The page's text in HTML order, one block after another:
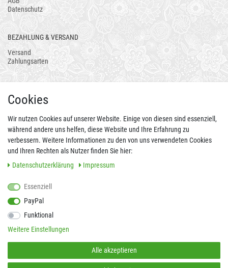
Datenschutz
BEZAHLUNG & VERSAND
Versand
Zahlungsarten
FOLGEN SIE UNS AUCH AUF
Cookies
Wir nutzen Cookies auf unserer Website. Einige von diesen sind essenziell,
während andere uns helfen, diese Website und Ihre Erfahrung zu
verbessern. Weitere Informationen zu den von uns verwendeten Cookies
und Ihren Rechten als Nutzer finden Sie hier:
Daten­schutz­erklärung
Impressum
Essenziell
PayPal
Funktional
Weitere Einstellungen
Alle akzeptieren